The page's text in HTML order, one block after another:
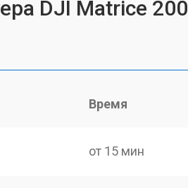
DJI Matrice 200
Время
от 15 мин